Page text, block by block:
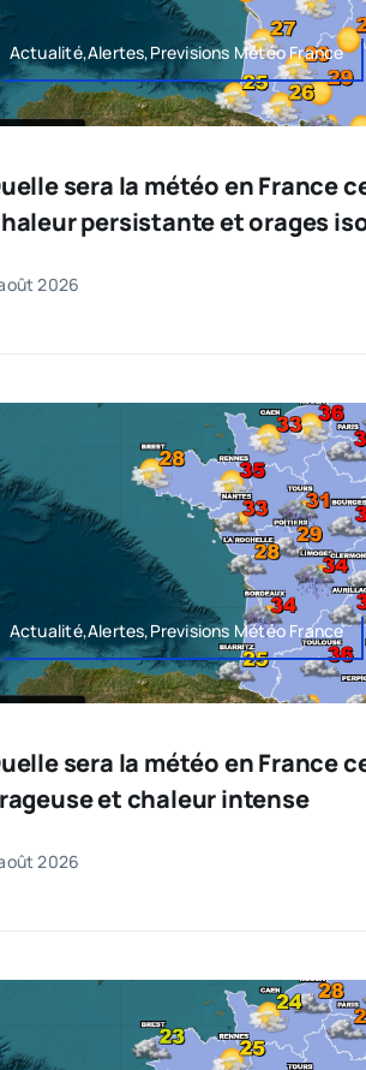
Actualité,Alertes,Previsions Météo France
sera la météo en France
persistante et orages
2026
Actualité,Alertes,Previsions Météo France
sera la météo en France
et chaleur intense
2026